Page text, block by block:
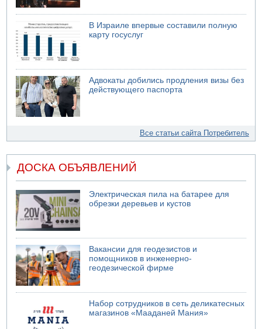
В Израиле впервые составили полную
карту госуслуг
Адвокаты добились продления визы без
действующего паспорта
Все статьи сайта Потребитель
ДОСКА ОБЪЯВЛЕНИЙ
Электрическая пила на батарее для
обрезки деревьев и кустов
Вакансии для геодезистов и
помощников в инженерно-
геодезической фирме
Набор сотрудников в сеть деликатесных
магазинов «Мааданей Мания»